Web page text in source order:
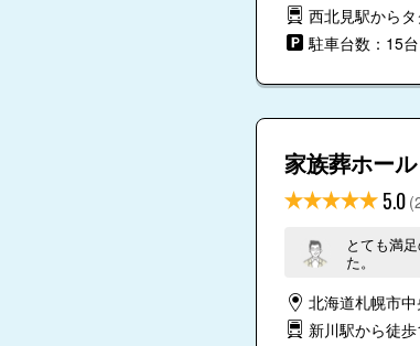
西北見駅から
駐車台数：15台
家族葬ホー
5.0
とても満
た。
北海道札幌市
新川駅から徒